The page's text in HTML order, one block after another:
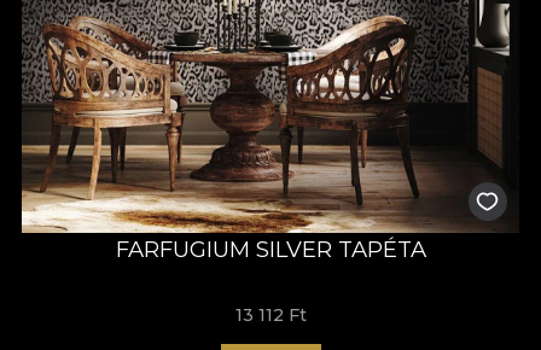
FARFUGIUM SILVER TAPÉTA
13 112 Ft